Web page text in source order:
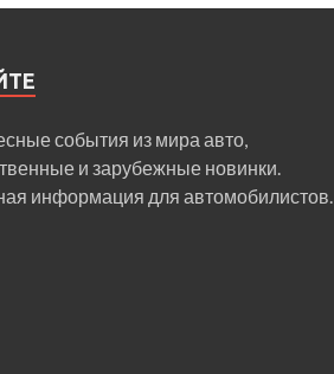
события из мира авто,
и зарубежные новинки.
информация для автомобилистов.